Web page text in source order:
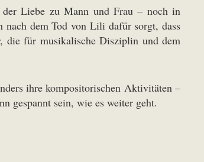
Liebe zu Mann und Frau – noch in
nach dem Tod von Lili dafür sorgt, dass
die für musikalische Disziplin und dem
ihre kompositorischen Aktivitäten –
gespannt sein, wie es weiter geht.